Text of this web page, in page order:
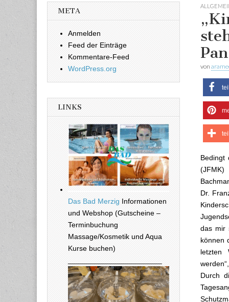
von
Bedingt
Dr.
das mir
können
letzten
Durch
META
Anmelden
Feed der Einträge
Kommentare-Feed
WordPress.org
LINKS
Das Bad Merzig Informationen
und Webshop (Gutscheine –
Terminbuchung
Massage/Kosmetik und Aqua
Kurse buchen)